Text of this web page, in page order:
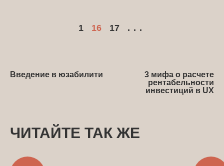
Введение в юзабилити
1 16 17 ...
3 мифа о расчете
рентабельности
инвестиций в UX
ЧИТАЙТЕ ТАК ЖЕ